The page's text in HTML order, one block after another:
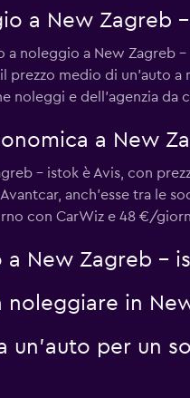
a New Zagreb
noleggio a New Zagreb
prezzo medio di un'auto
noleggi e dell'agenzia da
a New
- istok è Avis, con
anch'esse tra le
con CarWiz e 48 €/
New Zagreb -
in
un'auto per un